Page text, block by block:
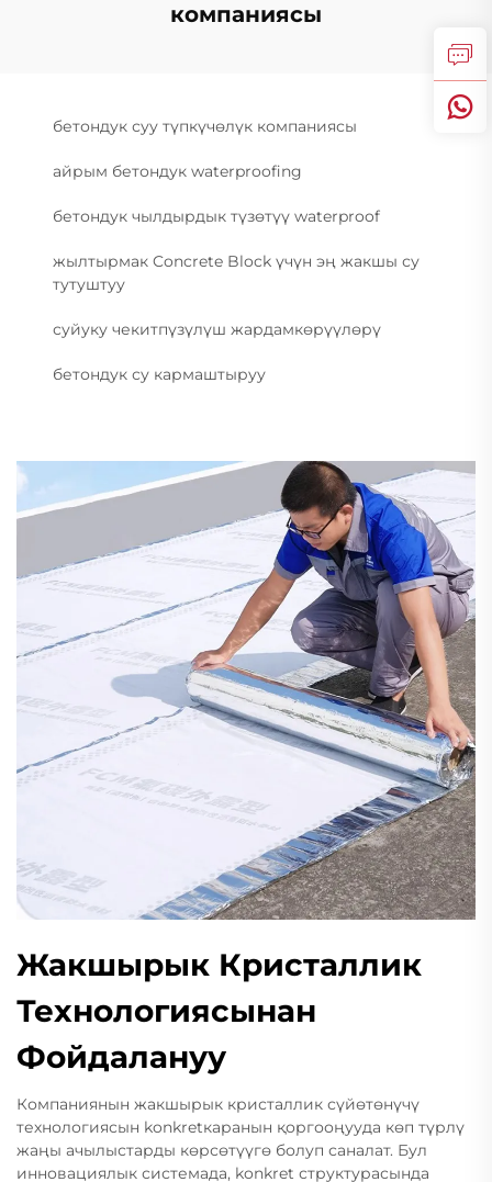
компаниясы
бетондук суу түпкүчөлүк компаниясы
айрым бетондук waterproofing
бетондук чылдырдык түзөтүү waterproof
жылтырмак Concrete Block үчүн эң жакшы су
тутуштуу
суйуку чекитпүзүлүш жардамкөрүүлөрү
бетондук су кармаштыруу
Жакшырык Кристаллик
Технологиясынан
Фойдалануу
Компаниянын жакшырык кристаллик сүйөтөнүчү
технологиясын konkretкаранын қоргооңууда көп түрлү
жаңы ачылыстарды көрсөтүүгө болуп саналат. Бул
инновациялык системада, konkret структурасында